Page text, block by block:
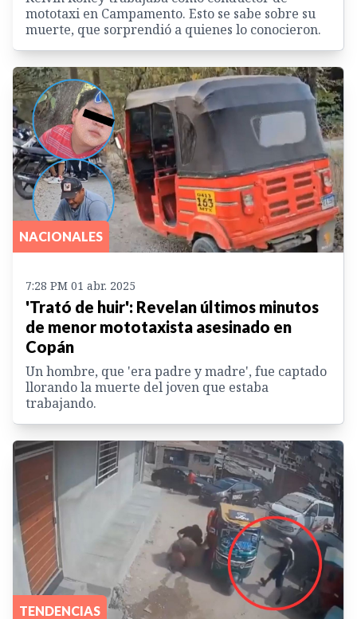
mototaxi en Campamento. Esto se sabe sobre su
muerte, que sorprendió a quienes lo conocieron.
NACIONALES
7:28 PM 01 abr. 2025
'Trató de huir': Revelan últimos minutos
de menor mototaxista asesinado en
Copán
Un hombre, que 'era padre y madre', fue captado
llorando la muerte del joven que estaba
trabajando.
TENDENCIAS